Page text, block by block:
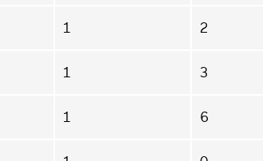
1 2
1 3
1 6